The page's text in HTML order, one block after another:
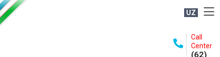
UZ
Call
Center
(62)